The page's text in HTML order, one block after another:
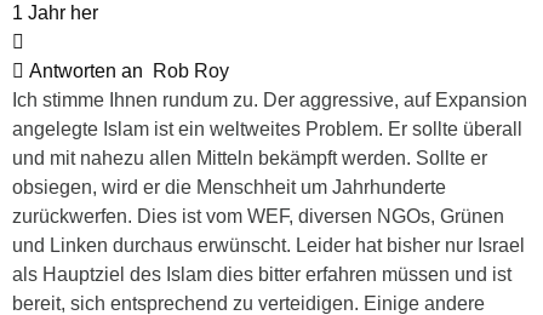
1 Jahr her
Antworten an
Rob Roy
Ich stimme Ihnen rundum zu. Der aggressive, auf Expansion
angelegte Islam ist ein weltweites Problem. Er sollte überall
und mit nahezu allen Mitteln bekämpft werden. Sollte er
obsiegen, wird er die Menschheit um Jahrhunderte
zurückwerfen. Dies ist vom WEF, diversen NGOs, Grünen
und Linken durchaus erwünscht. Leider hat bisher nur Israel
als Hauptziel des Islam dies bitter erfahren müssen und ist
bereit, sich entsprechend zu verteidigen. Einige andere